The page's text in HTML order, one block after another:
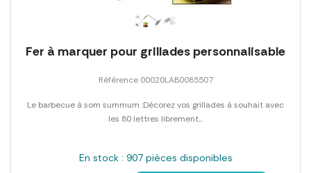
Fer à marquer pour grillades personnalisable
Référence 00020LAB0085507
Le barbecue à som summum :Décorez vos grillades à souhait avec
les 80 lettres librement...
En stock : 907 pièces disponibles